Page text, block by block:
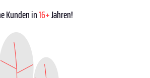
Kunden in16+Jahren!